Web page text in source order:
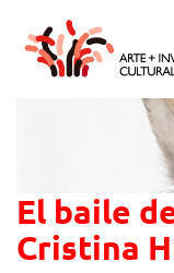
content
El baile
Cristina